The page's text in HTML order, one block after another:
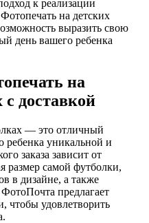
к реализации
на детских
выразить свою
день вашего ребенка
на
с доставкой
— это отличный
ребенка уникальной и
заказа зависит от
размер самой футболки,
в дизайне, а также
предлагает
чтобы удовлетворить